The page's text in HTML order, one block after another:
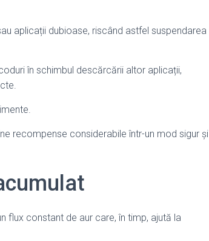
aplicații dubioase, riscând astfel suspendarea
în schimbul descărcării altor aplicații,
recompense considerabile într-un mod sigur și
flux constant de aur care, în timp, ajută la